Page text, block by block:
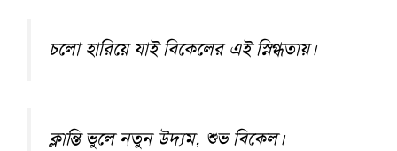
চলো হারিয়ে যাই বিকেলের এই স্নিগ্ধতায়।
ক্লান্তি ভুলে নতুন উদ্যম, শুভ বিকেল।